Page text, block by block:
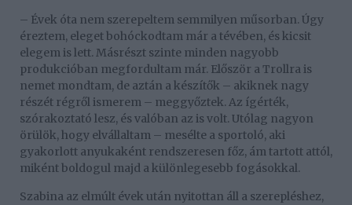
– Évek óta nem szerepeltem semmilyen műsorban. Úgy
éreztem, eleget bohóckodtam már a tévében, és kicsit
elegem is lett. Másrészt szinte minden nagyobb
produkcióban megfordultam már. Először a Trollra is
nemet mondtam, de aztán a készítők – akiknek nagy
részét régről ismerem – meggyőztek. Az ígérték,
szórakoztató lesz, és valóban az is volt. Utólag nagyon
örülök, hogy elvállaltam – mesélte a sportoló, aki
gyakorlott anyukaként rendszeresen főz, ám tartott attól,
miként boldogul majd a különlegesebb fogásokkal.
Szabina az elmúlt évek után nyitottan áll a szerepléshez,